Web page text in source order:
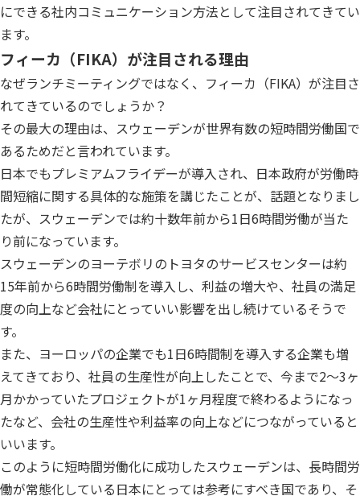
にできる社内コミュニケーション方法として注目されてきてい
ます。
フィーカ（FIKA）が注目される理由
なぜランチミーティングではなく、フィーカ（FIKA）が注目さ
れてきているのでしょうか？
その最大の理由は、スウェーデンが世界有数の短時間労働国で
あるためだと言われています。
日本でもプレミアムフライデーが導入され、日本政府が労働時
間短縮に関する具体的な施策を講じたことが、話題となりまし
たが、スウェーデンでは約十数年前から1日6時間労働が当た
り前になっています。
スウェーデンのヨーテボリのトヨタのサービスセンターは約
15年前から6時間労働制を導入し、利益の増大や、社員の満足
度の向上など会社にとっていい影響を出し続けているそうで
す。
また、ヨーロッパの企業でも1日6時間制を導入する企業も増
えてきており、社員の生産性が向上したことで、今まで2〜3ヶ
月かかっていたプロジェクトが1ヶ月程度で終わるようになっ
たなど、会社の生産性や利益率の向上などにつながっていると
いいます。
このように短時間労働化に成功したスウェーデンは、長時間労
働が常態化している日本にとっては参考にすべき国であり、そ